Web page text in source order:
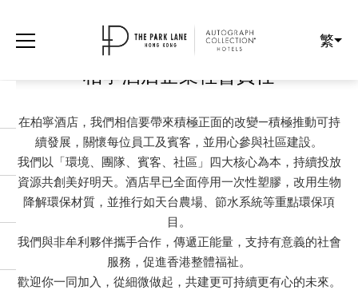
繁
柏寧酒店
柏寧酒店企業社會責任
在柏寧酒店，我們相信要帶來積極正面的改變—積極推動可持
續發展，關懷每位員工及賓客，並用心參與社區建設。
我們以「環境、團隊、賓客、社區」四大核心為本，持續投放
資源共創美好明天。酒店早已全面停用一次性塑膠，改用生物
降解環保材質，並推行如天台農場、節水系統等重點環保項
目。
我們與非牟利夥伴攜手合作，傳遞正能量，支持有意義的社會
服務，促進香港整體福祉。
歡迎你一同加入，從細微做起，共建更可持續更有心的未來。